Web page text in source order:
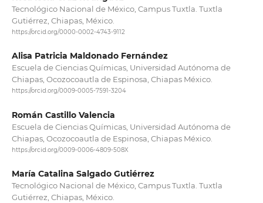
Tecnológico Nacional de México, Campus Tuxtla. Tuxtla
Gutiérrez, Chiapas, México.
https://orcid.org/0000-0002-4743-9112
Alisa Patricia Maldonado Fernández
Escuela de Ciencias Químicas, Universidad Autónoma de
Chiapas, Ocozocoautla de Espinosa, Chiapas México.
https://orcid.org/0009-0005-7591-3204
Román Castillo Valencia
Escuela de Ciencias Químicas, Universidad Autónoma de
Chiapas, Ocozocoautla de Espinosa, Chiapas México.
https://orcid.org/0009-0006-4809-508X
María Catalina Salgado Gutiérrez
Tecnológico Nacional de México, Campus Tuxtla. Tuxtla
Gutiérrez, Chiapas, México.